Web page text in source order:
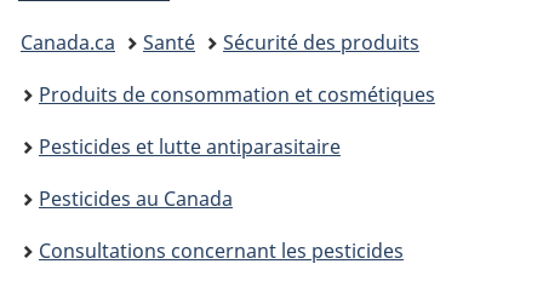
Vous
êtes
ici :
Canada.ca Santé
Sécurité des produits
Produits de consommation et cosmétiques
Pesticides et lutte antiparasitaire
Pesticides au Canada
Consultations concernant les pesticides